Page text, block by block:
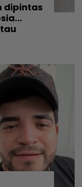
dipintas